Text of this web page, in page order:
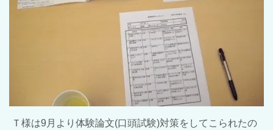
Ｔ様は9月より体験論文(口頭試験)対策をしてこられたの